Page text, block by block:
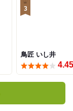
3
鳥匠 いし井
4.45